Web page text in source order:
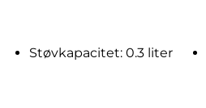
Støvkapacitet: 0.3 liter